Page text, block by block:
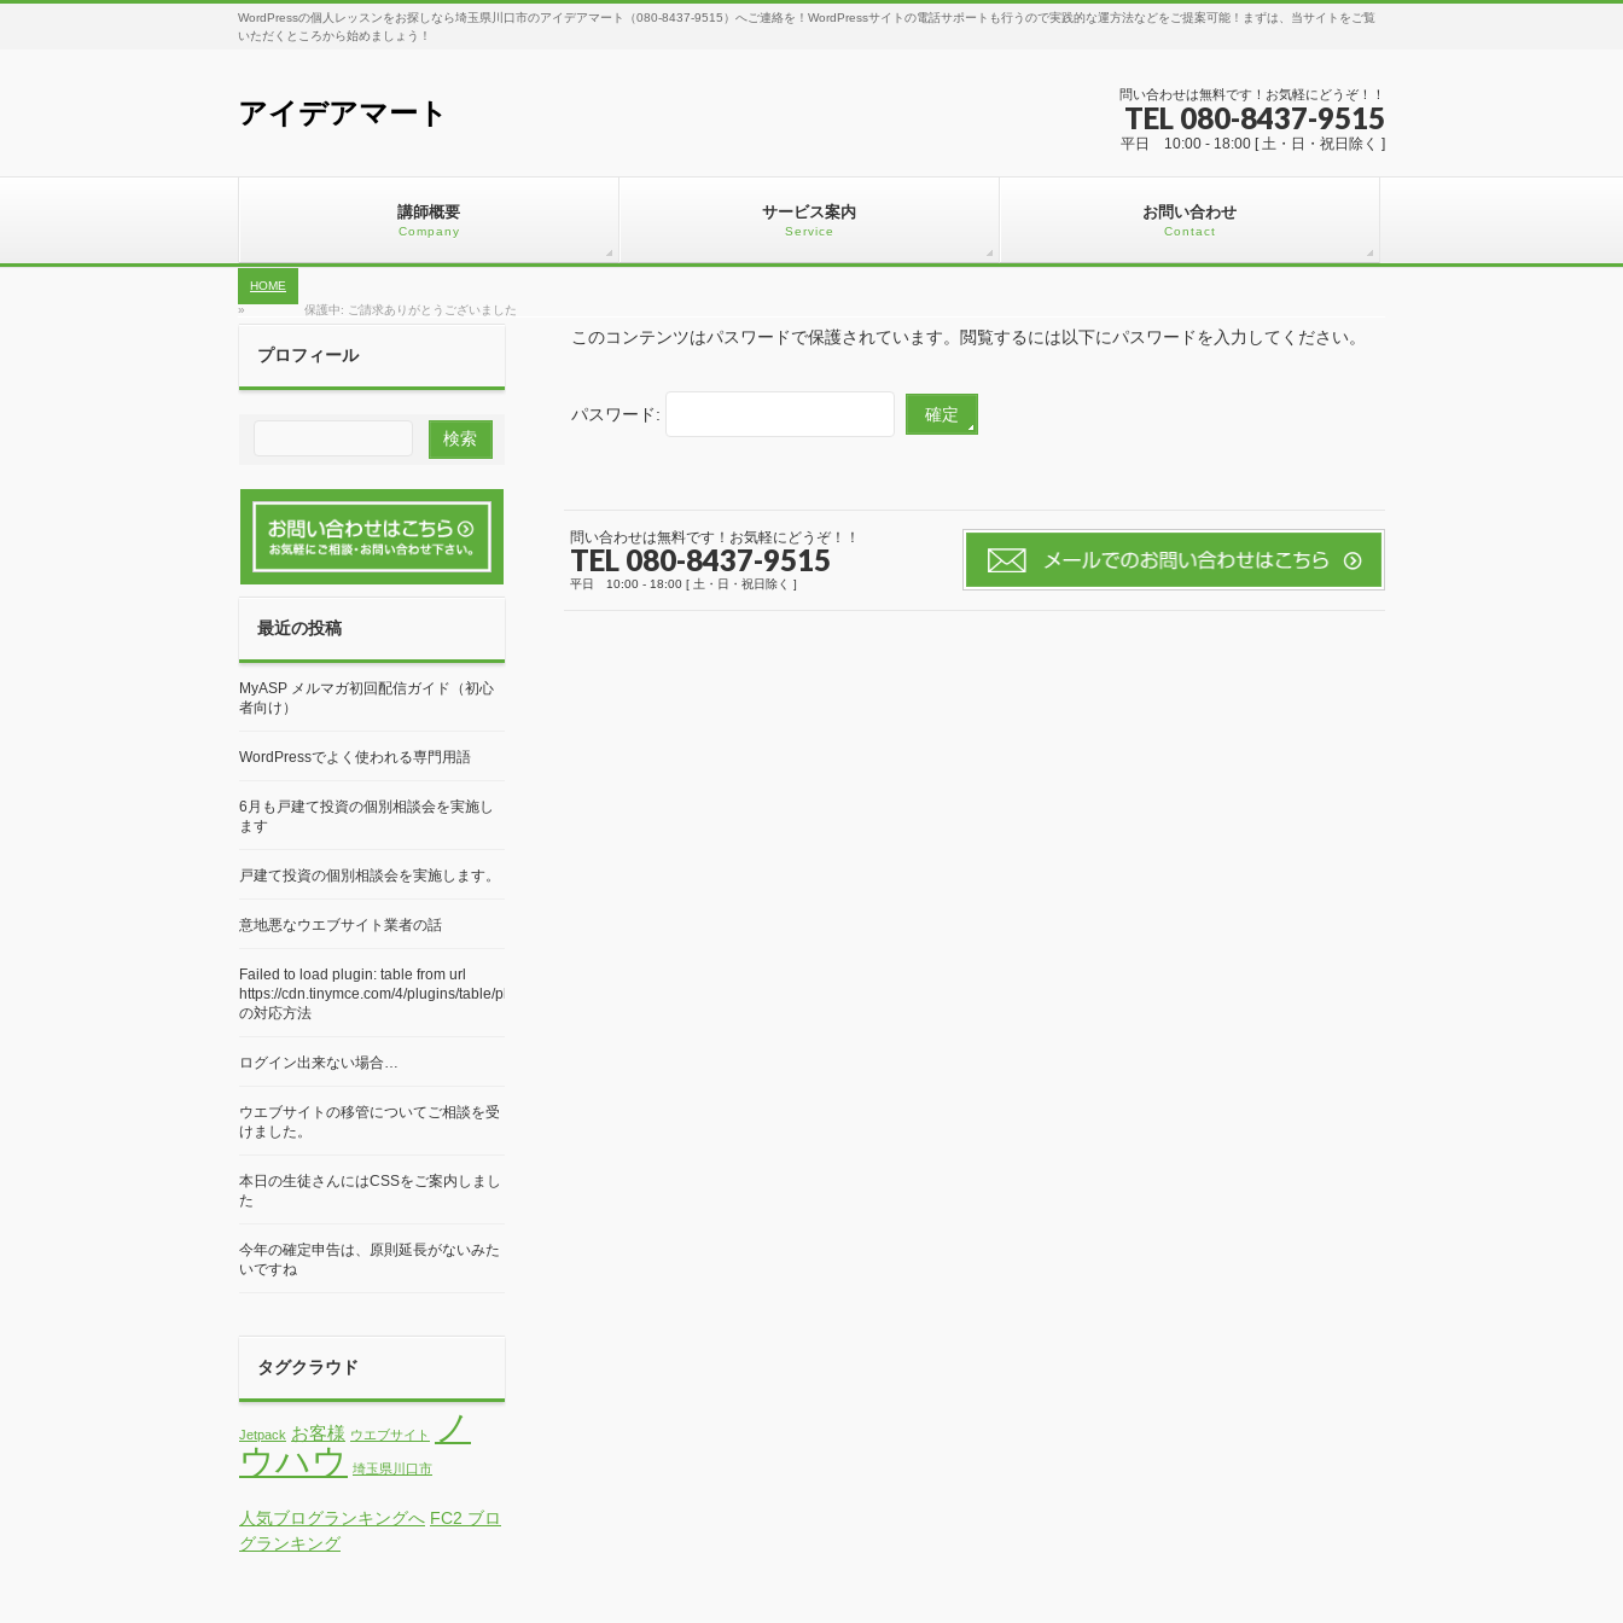
WordPressの個人レッスンをお探しなら埼玉県川口市のアイデアマート（080-8437-9515）へご連絡を！WordPressサイトの電話サポートも行うので実践的な運方法などをご提案可能！まずは、当サイトをご覧
いただくところから始めましょう！
アイデアマート
問い合わせは無料です！お気軽にどうぞ！！
TEL 080-8437-9515
平日 10:00 - 18:00 [ 土・日・祝日除く ]
講師概要
Company
サービス案内
Service
お問い合わせ
Contact
HOME
»
保護中: ご請求ありがとうございました
このコンテンツはパスワードで保護されています。閲覧するには以下にパスワードを入力してください。
パスワード:
問い合わせは無料です！お気軽にどうぞ！！
TEL 080-8437-9515
平日 10:00 - 18:00 [ 土・日・祝日除く ]
プロフィール
最近の投稿
MyASP メルマガ初回配信ガイド（初心
者向け）
WordPressでよく使われる専門用語
6月も戸建て投資の個別相談会を実施し
ます
戸建て投資の個別相談会を実施します。
意地悪なウエブサイト業者の話
Failed to load plugin: table from url
https://cdn.tinymce.com/4/plugins/table/plugin.min.js
の対応方法
ログイン出来ない場合…
ウエブサイトの移管についてご相談を受
けました。
本日の生徒さんにはCSSをご案内しまし
た
今年の確定申告は、原則延長がないみた
いですね
タグクラウド
Jetpack お客様 ウエブサイト
ノ
ウハウ
埼玉県川口市
人気ブログランキングへ FC2 ブロ
グランキング